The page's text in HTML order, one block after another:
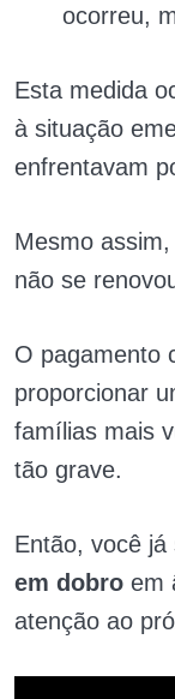
ocorreu,
Esta medida
à situação
enfrentavam
Mesmo
não se
O pagamento
proporcionar
famílias mais
tão grave.
Então, você já
em dobro em
atenção ao